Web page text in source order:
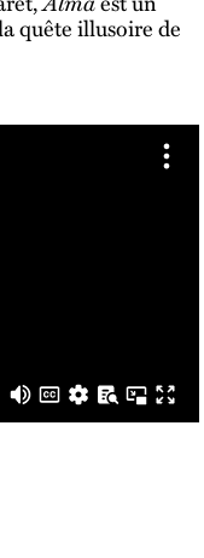
quête illusoire de